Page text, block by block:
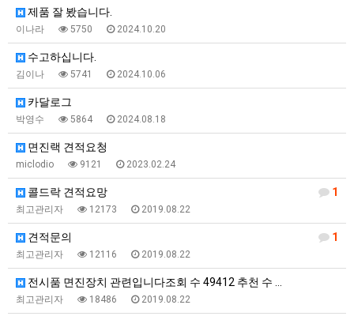
제품 잘 봤습니다.
이나라 5750 2024.10.20
수고하십니다.
김이나 5741 2024.10.06
카달로그
박영수 5864 2024.08.18
면진랙 견적요청
miclodio 9121 2023.02.24
1
콜드락 견적요망
최고관리자 12173 2019.08.22
1
견적문의
최고관리자 12116 2019.08.22
전시품 면진장치 관련입니다조회 수 49412 추천 수 …
최고관리자 18486 2019.08.22